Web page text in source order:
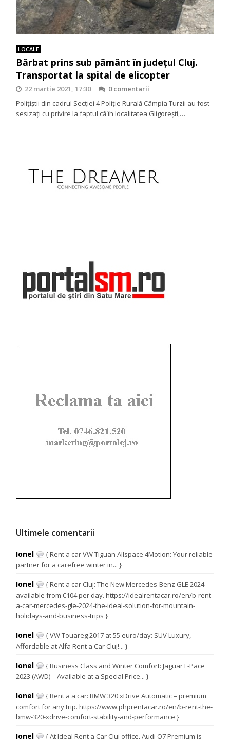
LOCALE
Bărbat prins sub pământ în județul Cluj.
Transportat la spital de elicopter
22 martie 2021, 17:30
0 comentarii
Polițiștii din cadrul Secției 4 Poliție Rurală Câmpia Turzii au fost
sesizați cu privire la faptul că în localitatea Gligorești,…
Ultimele comentarii
Ionel
{ Rent a car VW Tiguan Allspace 4Motion: Your reliable
partner for a carefree winter in... }
Ionel
{ Rent a car Cluj: The New Mercedes-Benz GLE 2024
available from €104 per day. https://idealrentacar.ro/en/b-rent-
a-car-mercedes-gle-2024-the-ideal-solution-for-mountain-
holidays-and-business-trips }
Ionel
{ VW Touareg 2017 at 55 euro/day: SUV Luxury,
Affordable at Alfa Rent a Car Cluj!... }
Ionel
{ Business Class and Winter Comfort: Jaguar F-Pace
2023 (AWD) – Available at a Special Price... }
Ionel
{ Rent a a car: BMW 320 xDrive Automatic – premium
comfort for any trip. https://www.phprentacar.ro/en/b-rent-the-
bmw-320-xdrive-comfort-stability-and-performance }
Ionel
{ At Ideal Rent a Car Cluj office, Audi Q7 Premium is